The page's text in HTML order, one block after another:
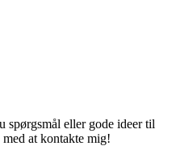
eller gode ideer til
at kontakte mig!